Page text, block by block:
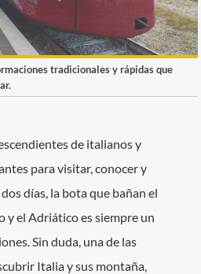
tradicionales y rápidas que
de italianos y
para visitar, conocer y
días, la bota que bañan el
y el Adriático es siempre un
Sin duda, una de las
Italia y sus montaña,